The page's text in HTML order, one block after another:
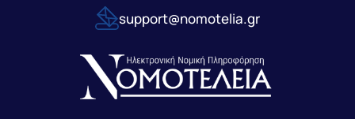
support@nomotelia.gr